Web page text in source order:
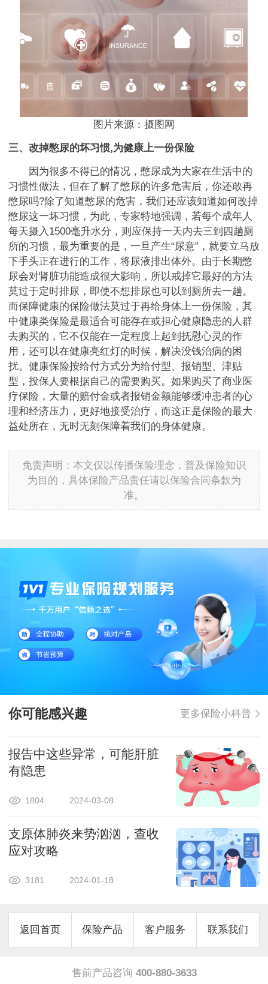
图片来源：摄图网
三、改掉憋尿的坏习惯,为健康上一份保险
因为很多不得已的情况，憋尿成为大家在生活中的
习惯性做法，但在了解了憋尿的许多危害后，你还敢再
憋尿吗?除了知道憋尿的危害，我们还应该知道如何改掉
憋尿这一坏习惯，为此，专家特地强调，若每个成年人
每天摄入1500毫升水分，则应保持一天内去三到四趟厕
所的习惯，最为重要的是，一旦产生“尿意”，就要立马放
下手头正在进行的工作，将尿液排出体外。由于长期憋
尿会对肾脏功能造成很大影响，所以戒掉它最好的方法
莫过于定时排尿，即使不想排尿也可以到厕所去一趟。
而保障健康的保险做法莫过于再给身体上一份保险，其
中健康类保险是最适合可能存在或担心健康隐患的人群
去购买的，它不仅能在一定程度上起到抚慰心灵的作
用，还可以在健康亮红灯的时候，解决没钱治病的困
扰。健康保险按给付方式分为给付型、报销型、津贴
型，投保人要根据自己的需要购买。如果购买了商业医
疗保险，大量的赔付金或者报销金额能够缓冲患者的心
理和经济压力，更好地接受治疗，而这正是保险的最大
益处所在，无时无刻保障着我们的身体健康。
免责声明：本文仅以传播保险理念，普及保险知识
为目的，具体保险产品责任请以保险合同条款为
准。
你可能感兴趣 更多保险小科普
报告中这些异常，可能肝脏
有隐患
1804 2024-03-08
支原体肺炎来势汹汹，查收
应对攻略
3181 2024-01-18
返回首页 保险产品 客户服务 联系我们
售前产品咨询 400-880-3633